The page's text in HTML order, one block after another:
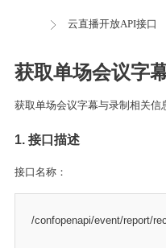
云直播开放API接口
获取单场会议字
获取单场会议字幕与录制相关信
1. 接口描述
接口名称：
/confopenapi/event/report/